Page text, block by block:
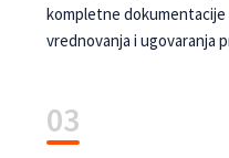
kompletne
vrednovanja i ugovaranja
03